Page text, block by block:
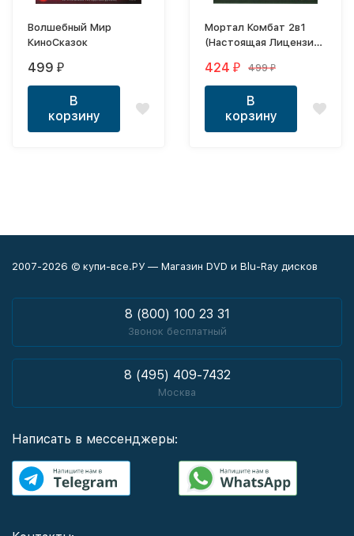
Волшебный Мир
КиноСказок
499 ₽
В
корзину
Мортал Комбат 2в1
(Настоящая Лицензия
424 ₽ 499₽
В
корзину
2007-2026 © купи-все.РУ — Магазин DVD и Blu-Ray дисков
8 (800) 100 23 31
Звонок бесплатный
8 (495) 409-7432
Москва
Написать в мессенджеры: